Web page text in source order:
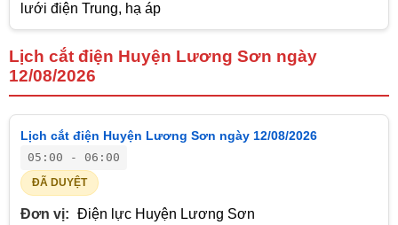
lưới điện Trung, hạ áp
Lịch cắt điện Huyện Lương Sơn ngày
12/08/2026
Lịch cắt điện Huyện Lương Sơn ngày 12/08/2026
05:00 - 06:00
ĐÃ DUYỆT
Đơn vị: Điện lực Huyện Lương Sơn